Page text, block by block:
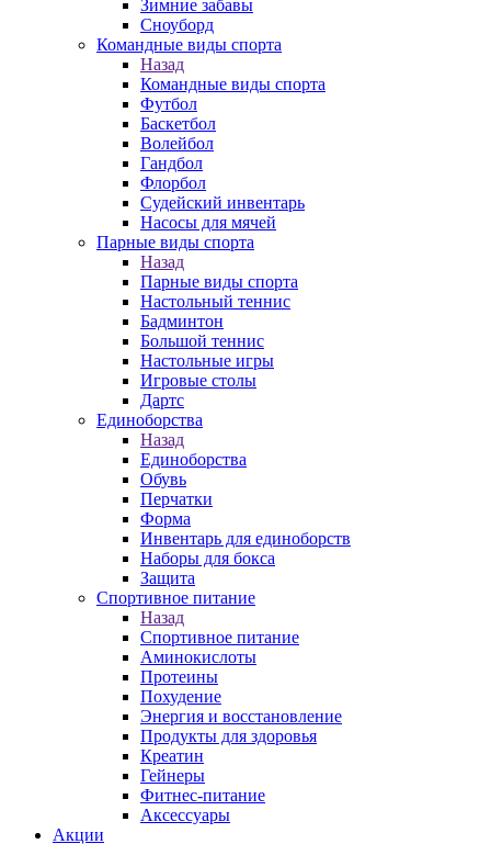
Зимние забавы
Сноуборд
Командные виды спорта
Назад
Командные виды спорта
Футбол
Баскетбол
Волейбол
Гандбол
Флорбол
Судейский инвентарь
Насосы для мячей
Парные виды спорта
Назад
Парные виды спорта
Настольный теннис
Бадминтон
Большой теннис
Настольные игры
Игровые столы
Дартс
Единоборства
Назад
Единоборства
Обувь
Перчатки
Форма
Инвентарь для единоборств
Наборы для бокса
Защита
Спортивное питание
Назад
Спортивное питание
Аминокислоты
Протеины
Похудение
Энергия и восстановление
Продукты для здоровья
Креатин
Гейнеры
Фитнес-питание
Аксессуары
Акции